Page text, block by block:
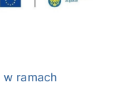
w ramach